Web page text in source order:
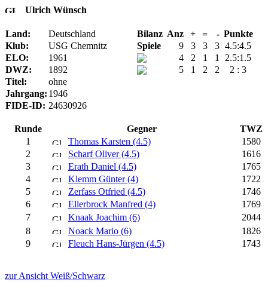
Ulrich Wünsch
Land: Deutschland Bilanz Anz + = - Punkte
Klub:
USG Chemnitz Spiele 9 3 3 3 4.5:4.5
ELO:
1961 4 2 1 1
2.5:1.5
DWZ:
1892 5 1 2 2
2 : 3
Titel:
ohne
Jahrgang: 1946
FIDE-ID: 24630926
Runde Gegner
TWZ
1
Thomas Karsten (4.5)
1580
2
Scharf Oliver (4.5)
1616
3
Erath Daniel (4.5)
1765
4
Klemm Günter (4)
1722
5
Zerfass Otfried (4.5)
1746
6
Ellerbrock Manfred (4)
1769
7
Knaak Joachim (6)
2044
8
Noack Mario (6)
1826
9
Fleuch Hans-Jürgen (4.5) 1743
zur Ansicht Weiß/Schwarz